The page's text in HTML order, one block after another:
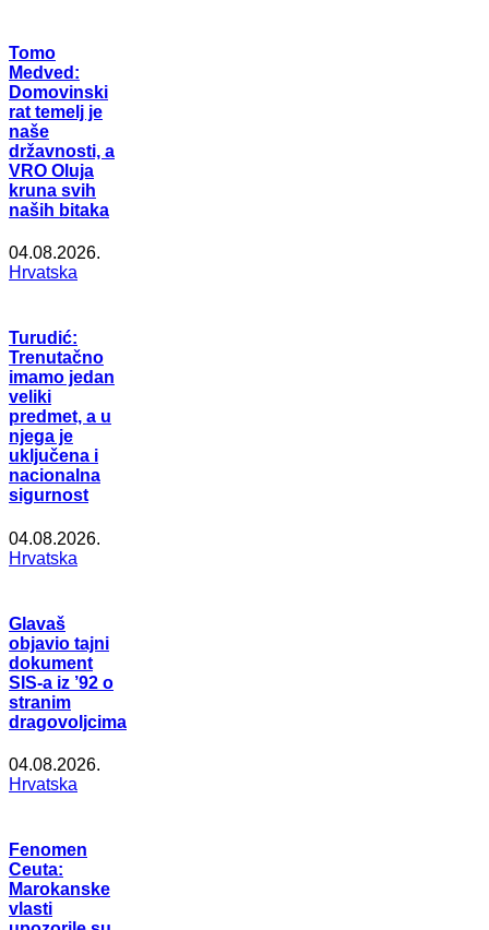
Tomo
Medved:
Domovinski
rat temelj je
naše
državnosti, a
VRO Oluja
kruna svih
naših bitaka
04.08.2026.
Hrvatska
Turudić:
Trenutačno
imamo jedan
veliki
predmet, a u
njega je
uključena i
nacionalna
sigurnost
04.08.2026.
Hrvatska
Glavaš
objavio tajni
dokument
SIS-a iz ’92 o
stranim
dragovoljcima
04.08.2026.
Hrvatska
Fenomen
Ceuta:
Marokanske
vlasti